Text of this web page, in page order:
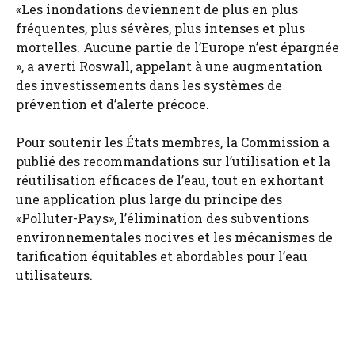
«Les inondations deviennent de plus en plus
fréquentes, plus sévères, plus intenses et plus
mortelles. Aucune partie de l’Europe n’est épargnée
», a averti Roswall, appelant à une augmentation
des investissements dans les systèmes de
prévention et d’alerte précoce.
Pour soutenir les États membres, la Commission a
publié des recommandations sur l’utilisation et la
réutilisation efficaces de l’eau, tout en exhortant
une application plus large du principe des
«Polluter-Pays», l’élimination des subventions
environnementales nocives et les mécanismes de
tarification équitables et abordables pour l’eau
utilisateurs.